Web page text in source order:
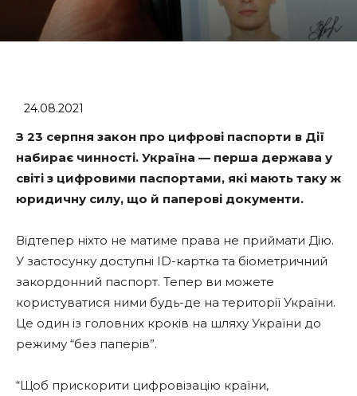
24.08.2021
З 23 серпня закон про цифрові паспорти в Дії
набирає чинності. Україна — перша держава у
світі з цифровими паспортами, які мають таку ж
юридичну силу, що й паперові документи.
Відтепер ніхто не матиме права не приймати Дію.
У застосунку доступні ID-картка та біометричний
закордонний паспорт. Тепер ви можете
користуватися ними будь-де на території України.
Це один із головних кроків на шляху України до
режиму “без паперів”.
“Щоб прискорити цифровізацію країни,